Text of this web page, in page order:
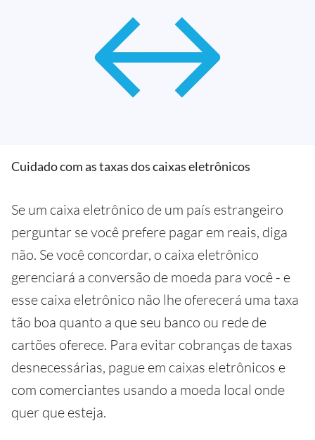
Cuidado com as taxas dos caixas eletrônicos
Se um caixa eletrônico de um país estrangeiro
perguntar se você prefere pagar em reais, diga
não. Se você concordar, o caixa eletrônico
gerenciará a conversão de moeda para você - e
esse caixa eletrônico não lhe oferecerá uma taxa
tão boa quanto a que seu banco ou rede de
cartões oferece. Para evitar cobranças de taxas
desnecessárias, pague em caixas eletrônicos e
com comerciantes usando a moeda local onde
quer que esteja.